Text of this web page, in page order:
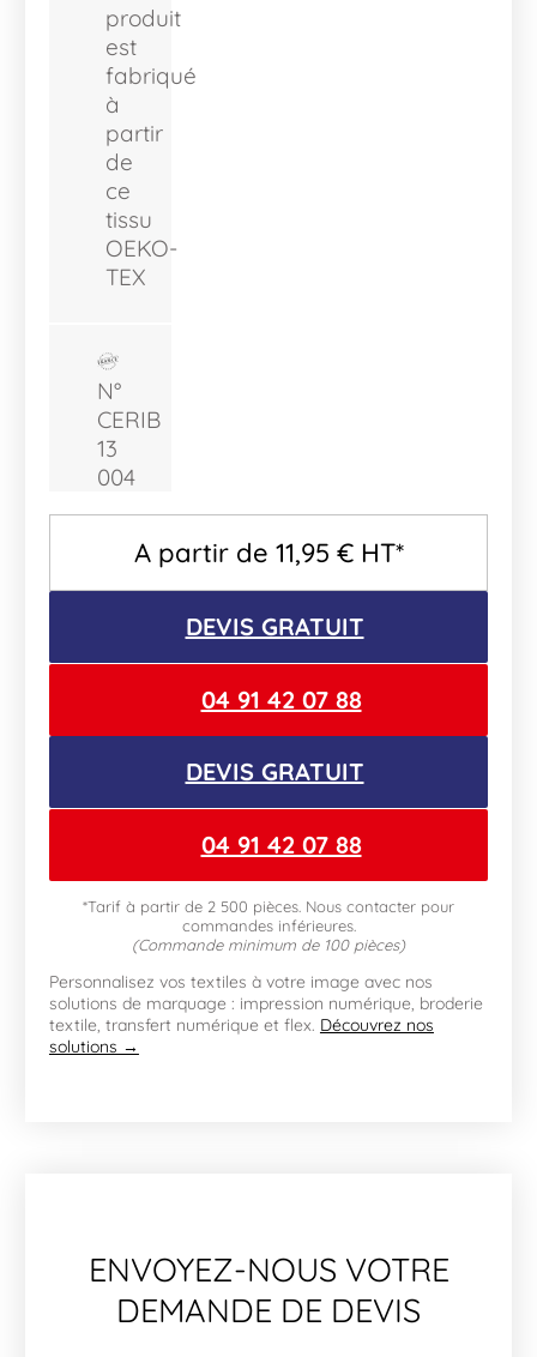
produit
est
fabriqué
à
partir
de
ce
tissu
OEKO-
TEX
N°
CERIB
13
004
A partir de 11,95 €HT*
DEVIS GRATUIT
04 91 42 07 88
DEVIS GRATUIT
04 91 42 07 88
*Tarif à partir de 2 500 pièces. Nous contacter pour
commandes inférieures.
(Commande minimum de 100 pièces)
Personnalisez vos textiles à votre image avec nos
solutions de marquage : impression numérique, broderie
textile, transfert numérique et flex. Découvrez nos
solutions →
ENVOYEZ-NOUS VOTRE
DEMANDE DE DEVIS